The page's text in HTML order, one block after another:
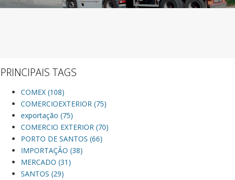
PRINCIPAIS TAGS
COMEX (108)
COMERCIOEXTERIOR (75)
exportação (75)
COMERCIO EXTERIOR (70)
PORTO DE SANTOS (66)
IMPORTAÇÃO (38)
MERCADO (31)
SANTOS (29)